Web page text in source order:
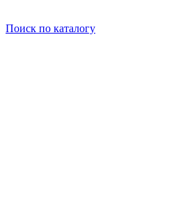
Поиск по каталогу